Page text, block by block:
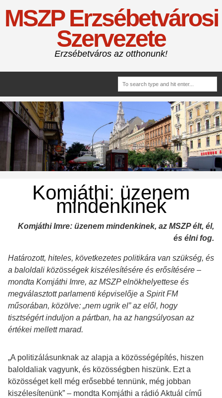
MSZP Erzsébetvárosi
Szervezete
Erzsébetváros az otthonunk!
Komjáthi: üzenem
mindenkinek
Komjáthi Imre: üzenem mindenkinek, az MSZP élt, él,
és élni fog.
Határozott, hiteles, következetes politikára van szükség, és
a baloldali közösségek kiszélesítésére és erősítésére –
mondta Komjáthi Imre, az MSZP elnökhelyettese és
megválasztott parlamenti képviselője a Spirit FM
műsorában, közölve: „nem ugrik el” az elől, hogy
tisztségért induljon a pártban, ha az hangsúlyosan az
értékei mellett marad.
„A politizálásunknak az alapja a közösségépítés, hiszen
baloldaliak vagyunk, és közösségben hiszünk. Ezt a
közösséget kell még erősebbé tennünk, még jobban
kiszélesítenünk” – mondta Komjáthi a rádió Aktuál című